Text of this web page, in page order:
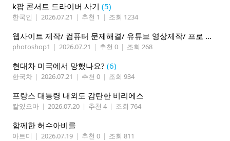
k팝 콘서트 드라이버 사기 (5)
한국인 | 2026.07.21 | 추천 1 | 조회 1234
웹사이트 제작/ 컴퓨터 문제해결/ 유튜브 영상제작/ 프로 사진촬영
photoshop1 | 2026.07.21 | 추천 0 | 조회 268
현대차 미국에서 망했나요? (6)
한국차 | 2026.07.21 | 추천 0 | 조회 934
프랑스 대통령 내외도 감탄한 비리에스
칼있으마 | 2026.07.20 | 추천 4 | 조회 764
함께한 허수아비를
아트미 | 2026.07.19 | 추천 0 | 조회 811